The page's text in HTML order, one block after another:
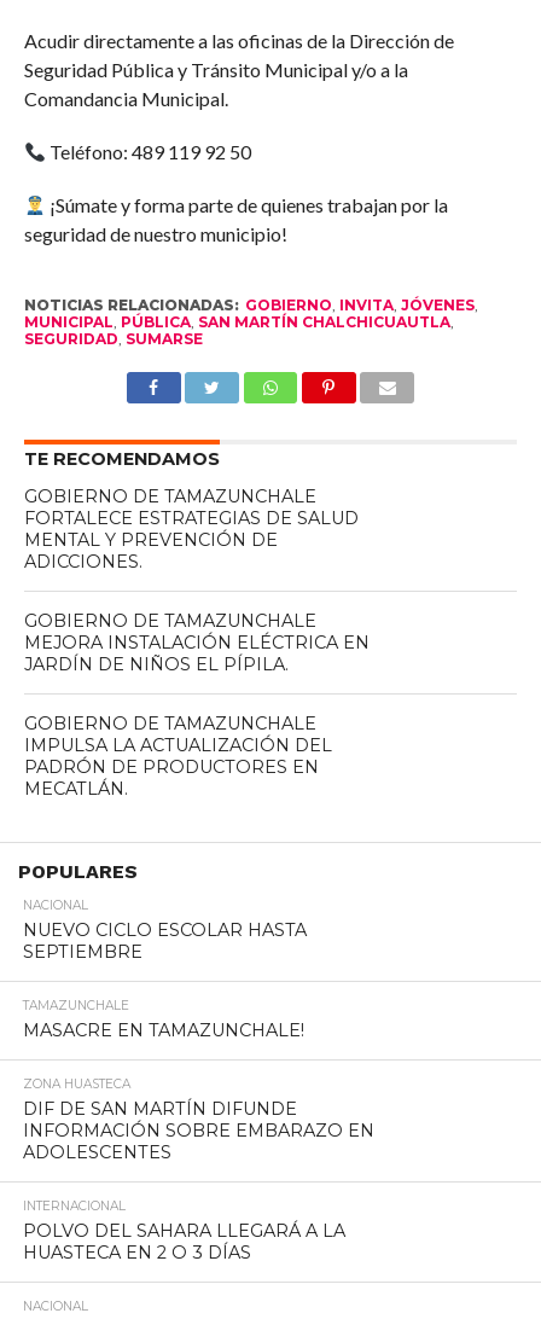
Acudir directamente a las oficinas de la Dirección de
Seguridad Pública y Tránsito Municipal y/o a la
Comandancia Municipal.
Teléfono: 489 119 92 50
¡Súmate y forma parte de quienes trabajan por la
seguridad de nuestro municipio!
NOTICIAS RELACIONADAS: GOBIERNO, INVITA, JÓVENES,
MUNICIPAL, PÚBLICA, SAN MARTÍN CHALCHICUAUTLA,
SEGURIDAD, SUMARSE
TE RECOMENDAMOS
GOBIERNO DE TAMAZUNCHALE
FORTALECE ESTRATEGIAS DE SALUD
MENTAL Y PREVENCIÓN DE
ADICCIONES.
GOBIERNO DE TAMAZUNCHALE
MEJORA INSTALACIÓN ELÉCTRICA EN
JARDÍN DE NIÑOS EL PÍPILA.
GOBIERNO DE TAMAZUNCHALE
IMPULSA LA ACTUALIZACIÓN DEL
PADRÓN DE PRODUCTORES EN
MECATLÁN.
POPULARES
NACIONAL
NUEVO CICLO ESCOLAR HASTA
SEPTIEMBRE
TAMAZUNCHALE
MASACRE EN TAMAZUNCHALE!
ZONA HUASTECA
DIF DE SAN MARTÍN DIFUNDE
INFORMACIÓN SOBRE EMBARAZO EN
ADOLESCENTES
INTERNACIONAL
POLVO DEL SAHARA LLEGARÁ A LA
HUASTECA EN 2 O 3 DÍAS
NACIONAL